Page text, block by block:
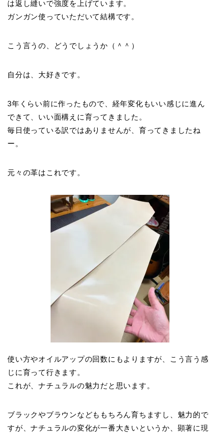
は返し縫いで強度を上げています。
ガンガン使っていただいて結構です。
こう言うの、どうでしょうか（＾＾）
自分は、大好きです。
3年くらい前に作ったもので、経年変化もいい感じに進ん
できて、いい面構えに育ってきました。
毎日使っている訳ではありませんが、育ってきましたね
ー。
元々の革はこれです。
使い方やオイルアップの回数にもよりますが、こう言う感
じに育って行きます。
これが、ナチュラルの魅力だと思います。
ブラックやブラウンなどももちろん育ちますし、魅力的で
すが、ナチュラルの変化が一番大きいというか、顕著に現